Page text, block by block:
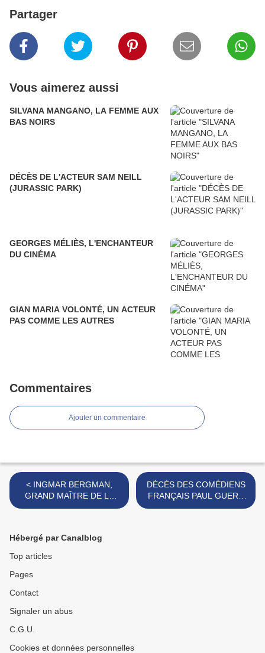
Partager
Vous aimerez aussi
SILVANA MANGANO, LA FEMME AUX
BAS NOIRS
DÉCÈS DE L'ACTEUR SAM NEILL
(JURASSIC PARK)
GEORGES MÉLIÈS, L'ENCHANTEUR
DU CINÉMA
GIAN MARIA VOLONTÉ, UN ACTEUR
PAS COMME LES AUTRES
Commentaires
Ajouter un commentaire
< INGMAR BERGMAN,
GRAND MAÎTRE DE LA
NARRATION ET DE LA
DÉCÈS DES COMÉDIENS
FRANÇAIS PAUL GUERS
ET MARC MICHEL >
Hébergé par Canalblog
Top articles
Pages
Contact
Signaler un abus
C.G.U.
Cookies et données personnelles